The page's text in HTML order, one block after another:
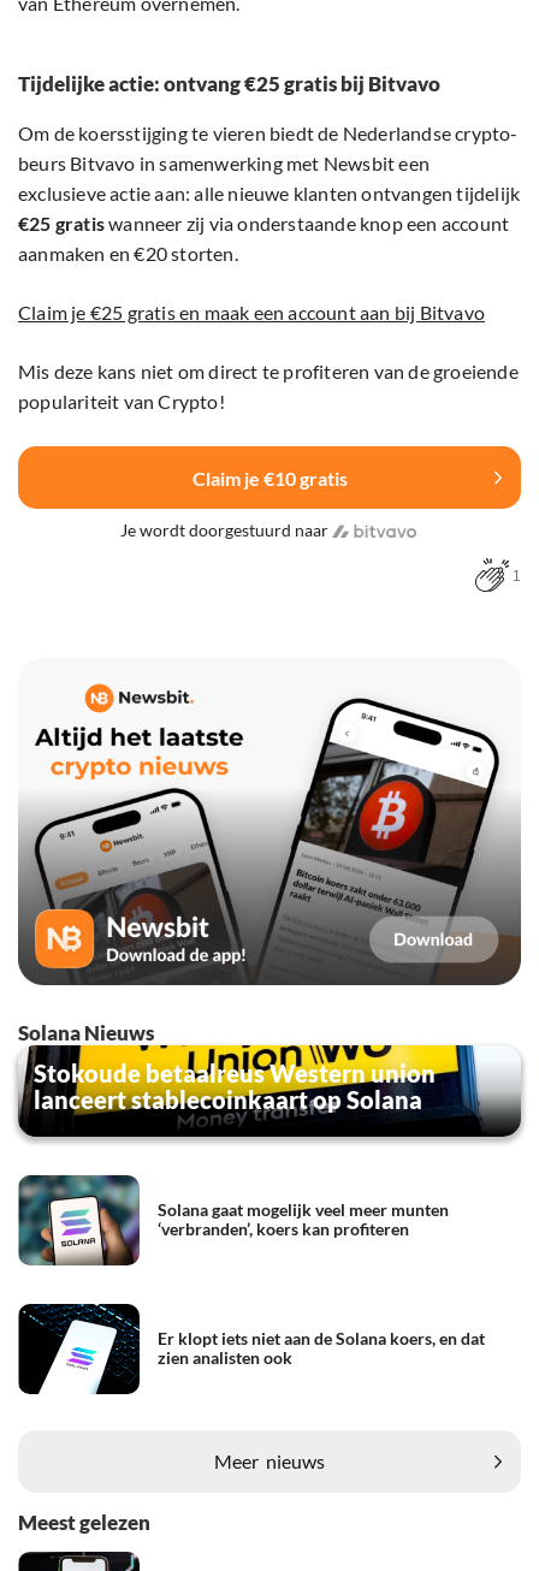
Tijdelijke actie: ontvang €25 gratis bij Bitvavo
Om de koersstijging te vieren biedt de Nederlandse crypto-
beurs Bitvavo in samenwerking met Newsbit een
exclusieve actie aan: alle nieuwe klanten ontvangen tijdelijk
€25 gratiswanneer zij via onderstaande knop een account
aanmaken en €20 storten.
Claim je €25 gratis en maak een account aan bij Bitvavo
Mis deze kans niet om direct te profiteren van de groeiende
populariteit van Crypto!
Claim je €10 gratis
Je wordt doorgestuurd naar
1
Solana Nieuws
Stokoude betaalreus Western union
lanceert stablecoinkaart op Solana
Solana gaat mogelijk veel meer munten
‘verbranden’, koers kan profiteren
Er klopt iets niet aan de Solana koers, en dat
zien analisten ook
Meer nieuws
Meest gelezen